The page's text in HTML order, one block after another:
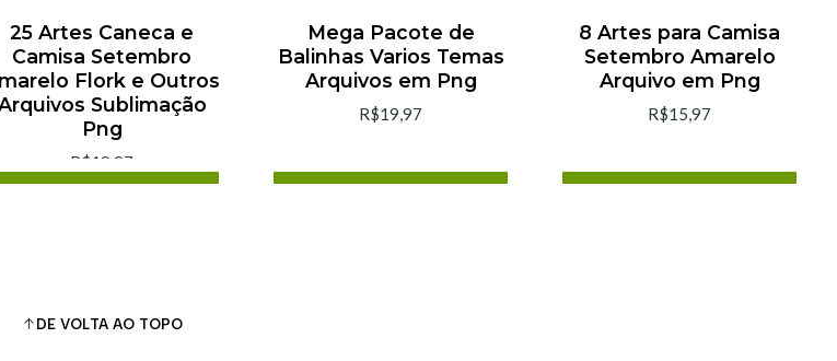
25 Artes Caneca e
Camisa Setembro
Flork e Outros
Sublimação
Png
R$19,97
Mega Pacote de
Balinhas Varios Temas
Arquivos em Png
R$19,97
8 Artes para Camisa
Setembro Amarelo
Arquivo em Png
R$15,97
DE VOLTA AO TOPO